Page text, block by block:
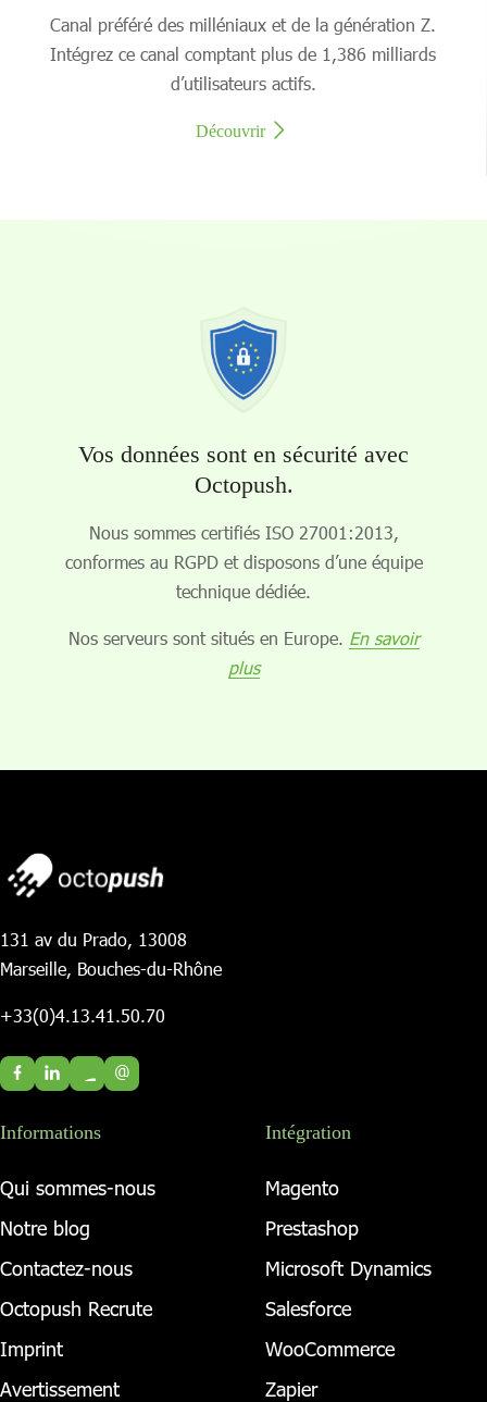
Canal préféré des milléniaux et de la génération Z.
Intégrez ce canal comptant plus de 1,386 milliards
d’utilisateurs actifs.
Découvrir
Vos données sont en sécurité avec
Octopush.
Nous sommes certifiés ISO 27001:2013,
conformes au RGPD et disposons d’une équipe
technique dédiée.
Nos serveurs sont situés en Europe. En savoir
plus
131 av du Prado, 13008
Marseille, Bouches-du-Rhône
+33(0)4.13.41.50.70
@
Informations
Qui sommes-nous
Notre blog
Contactez-nous
Octopush Recrute
Imprint
Avertissement
Intégration
Magento
Prestashop
Microsoft Dynamics
Salesforce
WooCommerce
Zapier